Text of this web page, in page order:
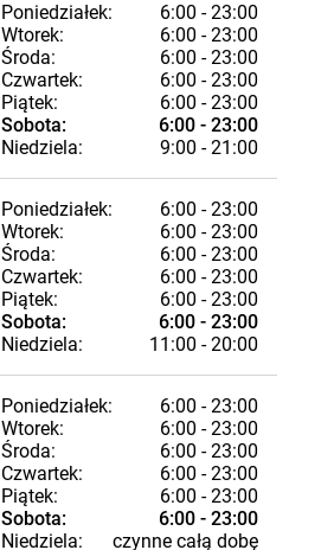
Poniedziałek:
6:00 - 23:00
Wtorek:
6:00 - 23:00
Środa:
6:00 - 23:00
Czwartek:
6:00 - 23:00
Piątek:
6:00 - 23:00
Sobota:
6:00 - 23:00
Niedziela:
9:00 - 21:00
Poniedziałek:
6:00 - 23:00
Wtorek:
6:00 - 23:00
Środa:
6:00 - 23:00
Czwartek:
6:00 - 23:00
Piątek:
6:00 - 23:00
Sobota:
6:00 - 23:00
Niedziela:
11:00 - 20:00
Poniedziałek:
6:00 - 23:00
Wtorek:
6:00 - 23:00
Środa:
6:00 - 23:00
Czwartek:
6:00 - 23:00
Piątek:
6:00 - 23:00
Sobota:
6:00 - 23:00
Niedziela:
czynne całą dobę